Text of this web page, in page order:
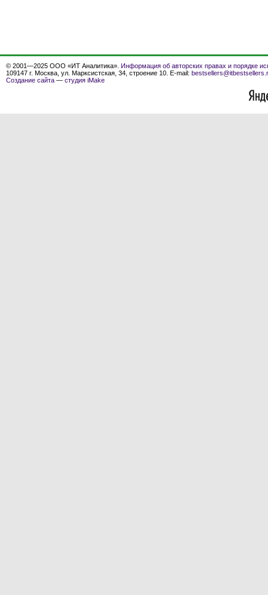
© 2001—2025 ООО «ИТ Аналитика». Информация об авторских правах и порядке
109147 г. Москва, ул. Марксистская, 34, строение 10. E-mail:
Создание сайта — студия iMake